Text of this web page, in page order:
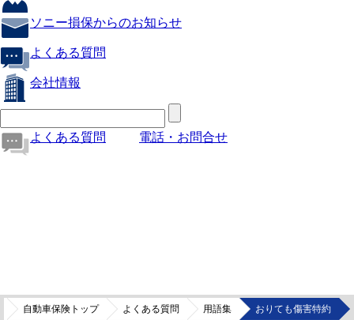
ソニー損保からのお知らせ
よくある質問
会社情報
よくある質問 電話・お問合せ
自動車保険トップ よくある質問 用語集 おりても傷害特約